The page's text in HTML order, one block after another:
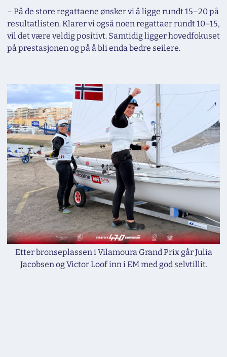
– På de store regattaene ønsker vi å ligge rundt 15–20 på
resultatlisten. Klarer vi også noen regattaer rundt 10–15,
vil det være veldig positivt. Samtidig ligger hovedfokuset
på prestasjonen og på å bli enda bedre seilere.
Etter bronseplassen i Vilamoura Grand Prix går Julia
Jacobsen og Victor Loof inn i EM med god selvtillit.